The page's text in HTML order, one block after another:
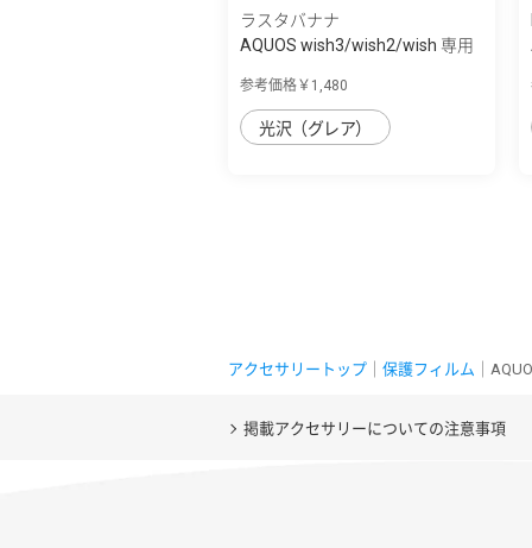
ラスタバナナ
AQUOS wish3/wish2/wish 専用
参考価格￥1,480
光沢（グレア）
アクセサリートップ 保護フィルム ｜
掲載アクセサリーについての注意事項